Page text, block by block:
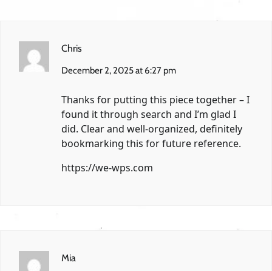
Chris
December 2, 2025 at 6:27 pm
Thanks for putting this piece together – I
found it through search and I’m glad I
did. Clear and well-organized, definitely
bookmarking this for future reference.
https://we-wps.com
Mia